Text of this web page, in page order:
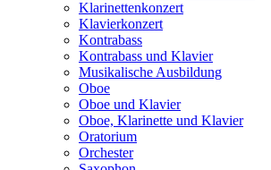
Klarinettenkonzert
Klavierkonzert
Kontrabass
Kontrabass und Klavier
Musikalische Ausbildung
Oboe
Oboe und Klavier
Oboe, Klarinette und Klavier
Oratorium
Orchester